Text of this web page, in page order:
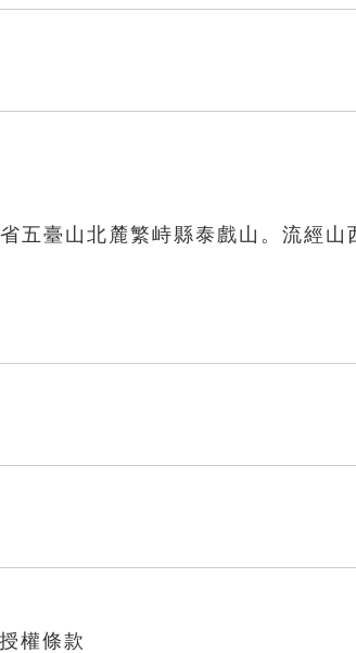
五臺山北麓繁峙縣泰戲山。流經山
權條款